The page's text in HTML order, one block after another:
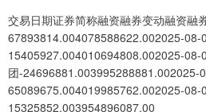
交易日期证券简称融资融券变动融资融
67893814.004078588622.002025-08-
15405927.004010694808.002025-08-
团-24696881.003995288881.002025-
65089675.004019985762.002025-08-
15325852.003954896087.00